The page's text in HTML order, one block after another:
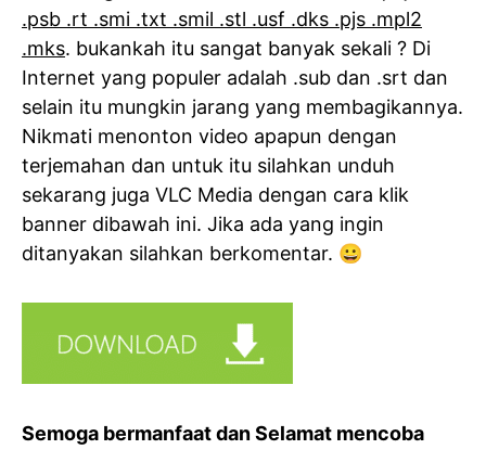
.psb .rt .smi .txt .smil .stl .usf .dks .pjs .mpl2
.mks. bukankah itu sangat banyak sekali ? Di
Internet yang populer adalah .sub dan .srt dan
selain itu mungkin jarang yang membagikannya.
Nikmati menonton video apapun dengan
terjemahan dan untuk itu silahkan unduh
sekarang juga VLC Media dengan cara klik
banner dibawah ini. Jika ada yang ingin
ditanyakan silahkan berkomentar. 😀
Semoga bermanfaat dan Selamat mencoba